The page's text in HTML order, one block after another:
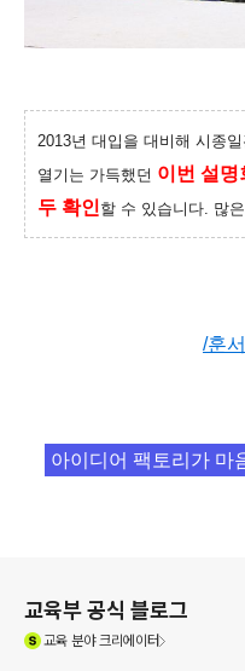
2013년 대입을 대비해 시종
열기는 가득했던 이번 설명
두 확인 할 수 있습니다. 많
/훈
아이디어 팩토리가 마
교육부 공식 블로그
교육분야 크리에이터